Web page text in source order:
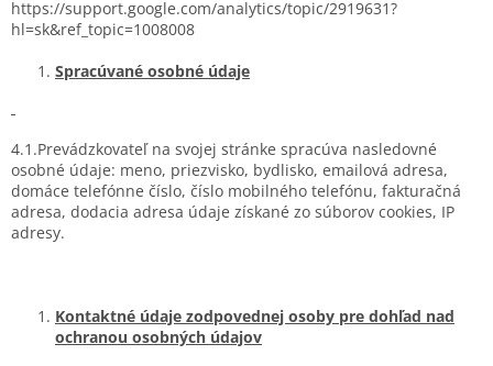
https://support.google.com/analytics/topic/2919631?
hl=sk&ref_topic=1008008
Spracúvané osobné údaje
4.1.Prevádzkovateľ na svojej stránke spracúva nasledovné
osobné údaje: meno, priezvisko, bydlisko, emailová adresa,
domáce telefónne číslo, číslo mobilného telefónu, fakturačná
adresa, dodacia adresa údaje získané zo súborov cookies, IP
adresy.
Kontaktné údaje zodpovednej osoby pre dohľad nad
ochranou osobných údajov